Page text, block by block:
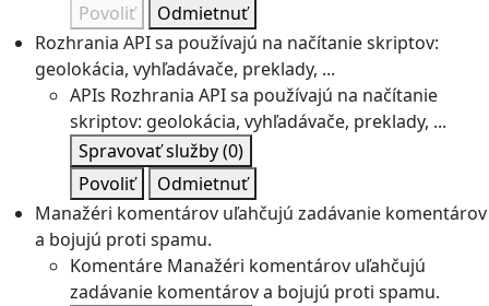
Povoliť
Odmietnuť
Rozhrania API sa používajú na načítanie skriptov:
geolokácia, vyhľadávače, preklady, ...
APIs Rozhrania API sa používajú na načítanie
skriptov: geolokácia, vyhľadávače, preklady, ...
Spravovať služby(0)
Povoliť
Odmietnuť
Manažéri komentárov uľahčujú zadávanie komentárov
a bojujú proti spamu.
Komentáre Manažéri komentárov uľahčujú
zadávanie komentárov a bojujú proti spamu.